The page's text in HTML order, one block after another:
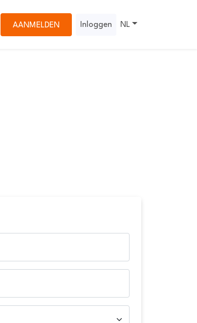
AANMELDEN Inloggen NL